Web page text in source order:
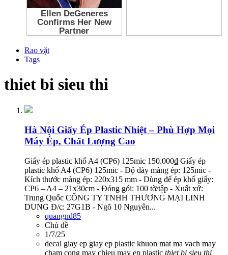
Rao vặt
Tags
thiet bi sieu thi
Hà Nội Giấy Ép Plastic Nhiệt – Phù Hợp Mọi
Máy Ép, Chất Lượng Cao
Giấy ép plastic khổ A4 (CP6) 125mic 150.000₫ Giấy ép
plastic khổ A4 (CP6) 125mic - Độ dày màng ép: 125mic -
Kích thước màng ép: 220x315 mm - Dùng để ép khổ giấy:
CP6 – A4 – 21x30cm - Đóng gói: 100 tờ/tập - Xuất xứ:
Trung Quốc CÔNG TY TNHH THƯƠNG MẠI LINH
DUNG Đ/c: 27G1B - Ngõ 10 Nguyên...
quangnd85
Chủ đề
1/7/25
decal giay ep giay ep plastic khuon mat ma vach may
cham cong may chieu may ep plastic thiet bi sieu thi